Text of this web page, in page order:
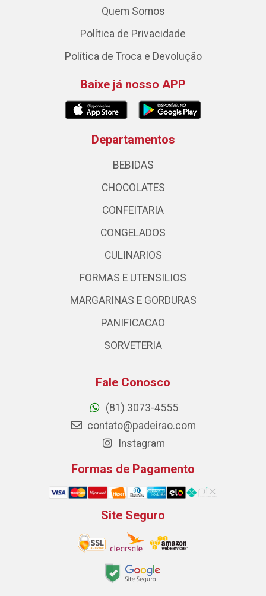
Quem Somos
Política de Privacidade
Política de Troca e Devolução
Baixe já nosso APP
Departamentos
BEBIDAS
CHOCOLATES
CONFEITARIA
CONGELADOS
CULINARIOS
FORMAS E UTENSILIOS
MARGARINAS E GORDURAS
PANIFICACAO
SORVETERIA
Fale Conosco
(81) 3073-4555
contato@padeirao.com
Instagram
Formas de Pagamento
Site Seguro